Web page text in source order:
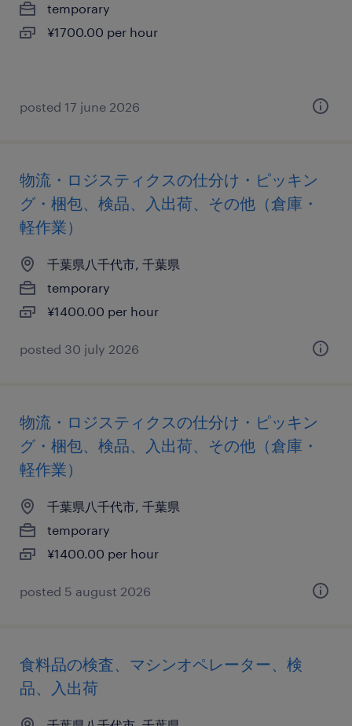
temporary
¥1700.00 per hour
posted 17 june 2026
物流・ロジスティクスの仕分け・ピッキン
グ・梱包、検品、入出荷、その他（倉庫・
軽作業）
千葉県八千代市, 千葉県
temporary
¥1400.00 per hour
posted 30 july 2026
物流・ロジスティクスの仕分け・ピッキン
グ・梱包、検品、入出荷、その他（倉庫・
軽作業）
千葉県八千代市, 千葉県
temporary
¥1400.00 per hour
posted 5 august 2026
食料品の検査、マシンオペレーター、検
品、入出荷